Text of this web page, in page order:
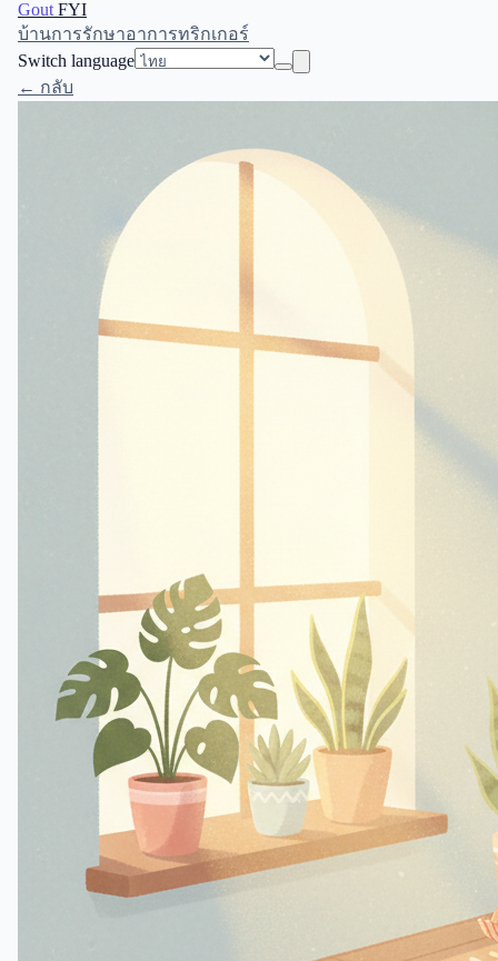
Gout FYI
บ้านการรักษาอาการทริกเกอร์
Switch language
← กลับ